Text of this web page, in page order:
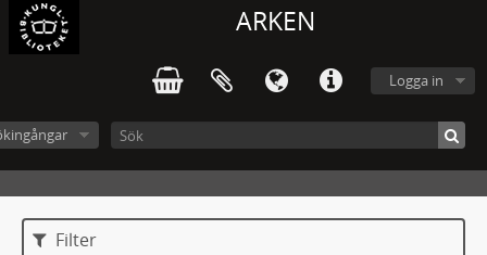
ARKEN
Logga in
Filter